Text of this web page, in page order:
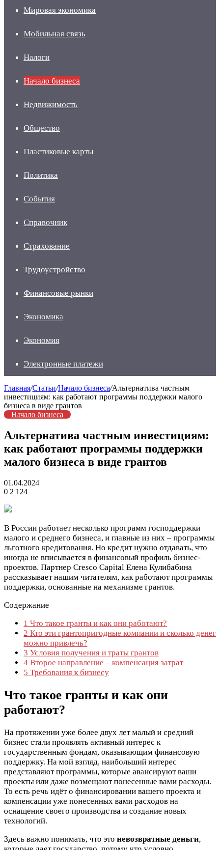
Мировая экономика
Мобильная связь
Налоги
Начало бизнеса
Недвижимость
Общество
Пластиковые карты
Политика
События
Справочник
Страхование
Трудоустройство
Финансовые рынки
Экономика
Экономия
Электронные платежи
Главная/Статьи/Начало бизнеса/Альтернатива частным
инвестициям: как работают программы поддержки малого
бизнеса в виде грантов
Начало бизнеса
Альтернатива частным инвестициям:
как работают программы поддержки
малого бизнеса в виде грантов
01.04.2024
0 2 124
В России работает несколько программ господдержки
малого и среднего бизнеса, и главные из них – программы
льготного кредитования. Но кредит нужно отдавать, что
иногда не вписывается в финансовый профиль бизнес-
проектов. Партнер Cresco Capital Елена Кулибабина
рассказывает нашим читателям, как работают программы
поддержки, основанные на механизме грантов.
Содержание
1 Что такое гранты и как они работают?
2 Кто эти грантопригодные компании и сколько денег
можно привлечь?
3 Условия получения и траты грантов
4 Второе направление – компенсация затрат
5 Требования к бизнесу
Что такое гранты и как они
работают?
На протяжении уже более двух лет малый и средний
бизнес стали проявлять активный интерес к
государственным фондам, оказывающим финансовую
поддержку. На мой взгляд, наибольший интерес
представляют программы, которые авансируют ваши
проекты или даже возмещают понесенные вами расходы.
То есть речь идёт о финансировании вашего проекта и
компенсации уже понесенных вами расходов на
оснащение своего производства и создание новых
технологий.
Здесь важно понимать, что это невозвратные деньги,